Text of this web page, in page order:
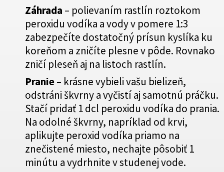
Záhrada – polievaním rastlín roztokom
peroxidu vodíka a vody v pomere 1:3
zabezpečíte dostatočný prísun kyslíka ku
koreňom a zničíte plesne v pôde. Rovnako
zničí pleseň aj na listoch rastlín.
Pranie– krásne vybieli vašu bielizeň,
odstráni škvrny a vyčistí aj samotnú práčku.
Stačí pridať 1 dcl peroxidu vodíka do prania.
Na odolné škvrny, napríklad od krvi,
aplikujte peroxid vodíka priamo na
znečistené miesto, nechajte pôsobiť 1
minútu a vydrhnite v studenej vode.